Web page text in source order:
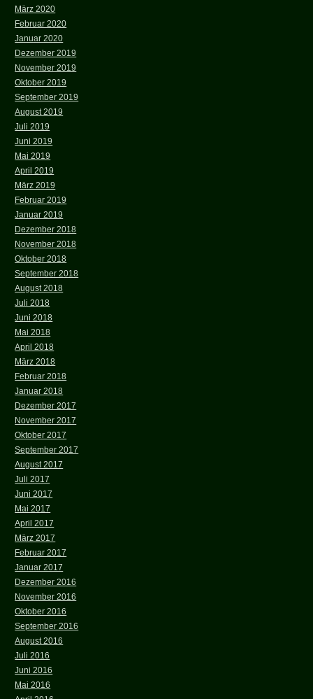
März 2020
Februar 2020
Januar 2020
Dezember 2019
November 2019
Oktober 2019
September 2019
August 2019
Juli 2019
Juni 2019
Mai 2019
April 2019
März 2019
Februar 2019
Januar 2019
Dezember 2018
November 2018
Oktober 2018
September 2018
August 2018
Juli 2018
Juni 2018
Mai 2018
April 2018
März 2018
Februar 2018
Januar 2018
Dezember 2017
November 2017
Oktober 2017
September 2017
August 2017
Juli 2017
Juni 2017
Mai 2017
April 2017
März 2017
Februar 2017
Januar 2017
Dezember 2016
November 2016
Oktober 2016
September 2016
August 2016
Juli 2016
Juni 2016
Mai 2016